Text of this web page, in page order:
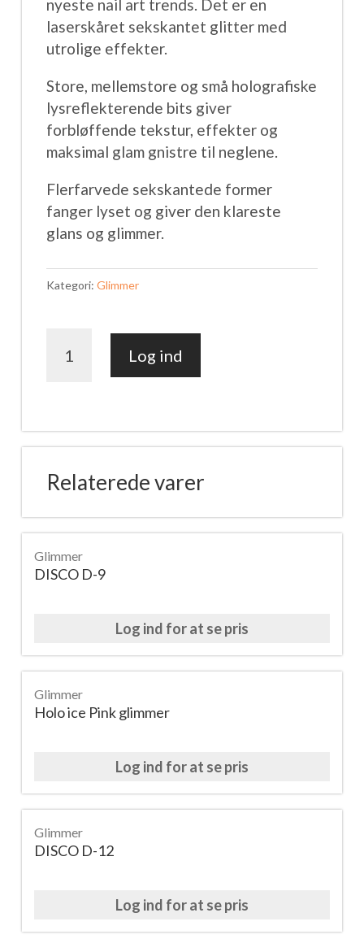
nyeste nail art trends. Det er en
laserskåret sekskantet glitter med
utrolige effekter.
Store, mellemstore og små holografiske
lysreflekterende bits giver
forbløffende tekstur, effekter og
maksimal glam gnistre til neglene.
Flerfarvede sekskantede former
fanger lyset og giver den klareste
glans og glimmer.
Kategori: Glimmer
BOMBASTIC
B1004
Log ind
Relaterede varer
Glimmer
DISCO D-9
Log ind for at se pris
Glimmer
Holo ice Pink glimmer
Log ind for at se pris
Glimmer
DISCO D-12
Log ind for at se pris